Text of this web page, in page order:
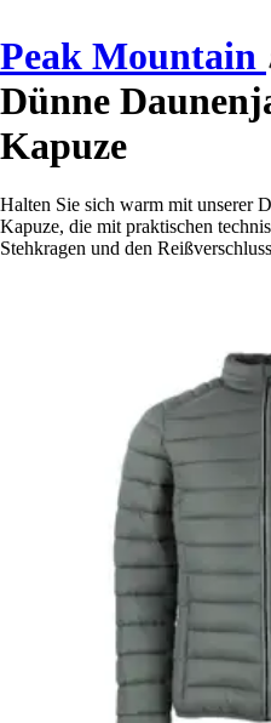
Peak Mountain
Dünne
Kapuze
Halten Sie sich warm mit unserer
Kapuze, die mit praktischen
Stehkragen und den